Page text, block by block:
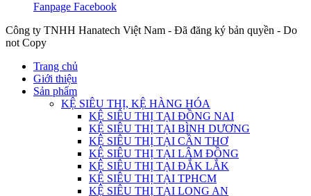
Fanpage Facebook
Công ty TNHH Hanatech Việt Nam - Đã đăng ký bản quyền - Do
not Copy
Trang chủ
Giới thiệu
Sản phẩm
KỆ SIÊU THỊ, KỆ HÀNG HÓA
KỆ SIÊU THỊ TẠI ĐỒNG NAI
KỆ SIÊU THỊ TẠI BÌNH DƯƠNG
KỆ SIÊU THỊ TẠI CẦN THƠ
KỆ SIÊU THỊ TẠI LÂM ĐỒNG
KỆ SIÊU THỊ TẠI ĐẮK LẮK
KỆ SIÊU THỊ TẠI TPHCM
KỆ SIÊU THỊ TẠI LONG AN